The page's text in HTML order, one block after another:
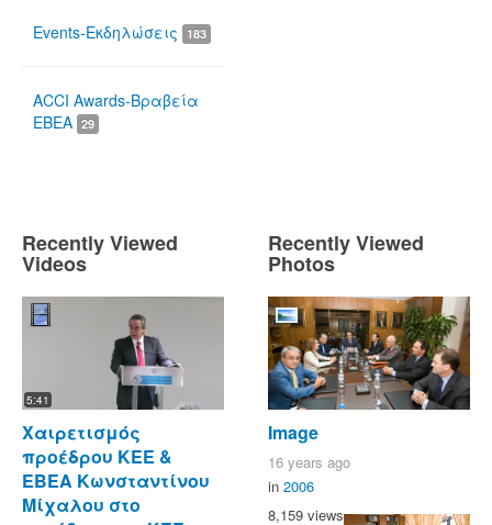
Events-Εκδηλώσεις 183
ACCI Awards-Βραβεία
ΕΒΕΑ 29
Recently Viewed
Videos
5:41
Χαιρετισμός
προέδρου ΚΕΕ &
ΕΒΕΑ Κωνσταντίνου
Μίχαλου στο
Recently Viewed
Photos
Image
16 years ago
in 2006
8,159 views